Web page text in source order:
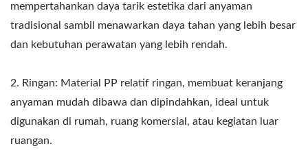
mempertahankan daya tarik estetika dari anyaman
tradisional sambil menawarkan daya tahan yang lebih besar
dan kebutuhan perawatan yang lebih rendah.
2. Ringan: Material PP relatif ringan, membuat keranjang
anyaman mudah dibawa dan dipindahkan, ideal untuk
digunakan di rumah, ruang komersial, atau kegiatan luar
ruangan.